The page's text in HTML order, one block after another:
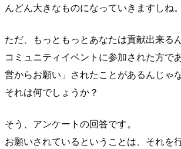
んどん大きなものになっていきますしね。
ただ、もっともっとあなたは貢献出来るん
コミュニティイベントに参加された方で
営からお願い」されたことがあるんじゃ
それは何でしょうか？
そう、アンケートの回答です。
お願いされているということは、それを